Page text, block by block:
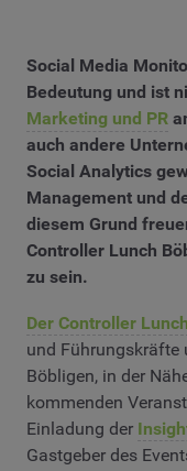
Social Media
Bedeutung und ist
Marketing und PR
auch andere
Social Analytics
Management und
diesem Grund
Controller Lunch
zu sein.
Der Controller Lunch
und Führungskräfte
Böbligen, in der
kommenden
Einladung der
Gastgeber des